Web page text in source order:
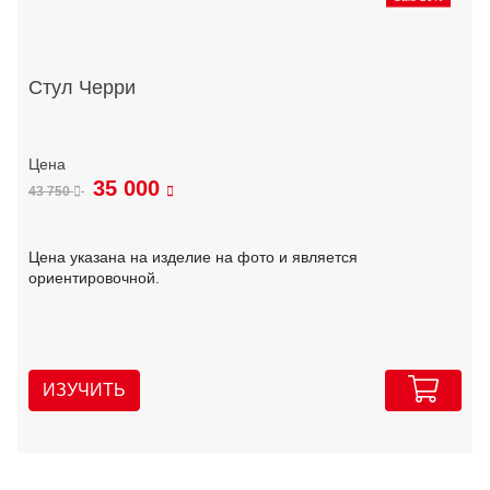
Стул Черри
43 750 35 000
Цена указана на изделие на фото и является
ориентировочной.
ИЗУЧИТЬ